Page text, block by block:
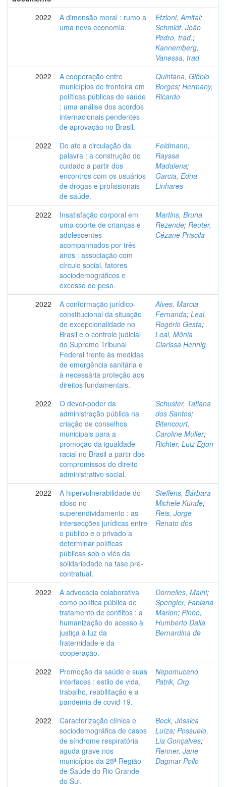
2022
A dimensão moral : rumo a
uma nova economia.
Etzioni, Amitai;
Schmidt, João
Pedro, trad.;
Kannemberg,
Vanessa, trad.
2022
A cooperação entre
municípios de fronteira em
políticas públicas de saúde
: uma análise dos acordos
internacionais pendentes
de aprovação no Brasil.
Quintana, Glênio
Borges; Hermany,
Ricardo
2022
Do ato a circulação da
palavra : a construção do
cuidado a partir dos
encontros com os usuários
de drogas e profissionais
de saúde.
Feldmann,
Rayssa
Madalena;
Garcia, Edna
Linhares
2022
Insatisfação corporal em
uma coorte de crianças e
adolescentes
acompanhados por três
anos : associação com
círculo social, fatores
sociodemográficos e
excesso de peso.
Martins, Bruna
Rezende; Reuter,
Cézane Priscila
2022
A conformação jurídico-
constitucional da situação
de excepcionalidade no
Brasil e o controle judicial
do Supremo Tribunal
Federal frente às medidas
de emergência sanitária e
à necessária proteção aos
direitos fundamentais.
Alves, Marcia
Fernanda; Leal,
Rogério Gesta;
Leal, Mônia
Clarissa Hennig
2022
O dever-poder da
administração pública na
criação de conselhos
municipais para a
promoção da igualdade
racial no Brasil a partir dos
compromissos do direito
administrativo social.
Schuster, Tatiana
dos Santos;
Bitencourt,
Caroline Muller;
Richter, Luiz Egon
2022
A hipervulnerabilidade do
idoso no
superendividamento : as
intersecções jurídicas entre
o público e o privado a
determinar políticas
públicas sob o viés da
solidariedade na fase pré-
contratual.
Steffens, Bárbara
Michele Kunde;
Reis, Jorge
Renato dos
2022
A advocacia colaborativa
como política pública de
tratamento de conflitos : a
humanização do acesso à
justiça à luz da
fraternidade e da
cooperação.
Dornelles, Maini;
Spengler, Fabiana
Marion; Pinho,
Humberto Dalla
Bernardina de
2022
Promoção da saúde e suas
interfaces : estilo de vida,
trabalho, reabilitação e a
pandemia de covid-19.
Nepomuceno,
Patrik, Org.
2022
Caracterização clínica e
sociodemográfica de casos
de síndrome respiratória
aguda grave nos
municípios da 28ª Região
de Saúde do Rio Grande
do Sul.
Beck, Jéssica
Luíza; Possuelo,
Lia Gonçalves;
Renner, Jane
Dagmar Pollo